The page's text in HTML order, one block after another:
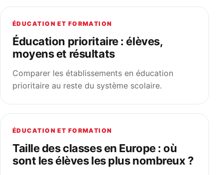
ÉDUCATION ET FORMATION
Éducation prioritaire : élèves,
moyens et résultats
Comparer les établissements en éducation
prioritaire au reste du système scolaire.
ÉDUCATION ET FORMATION
Taille des classes en Europe : où
sont les élèves les plus nombreux ?